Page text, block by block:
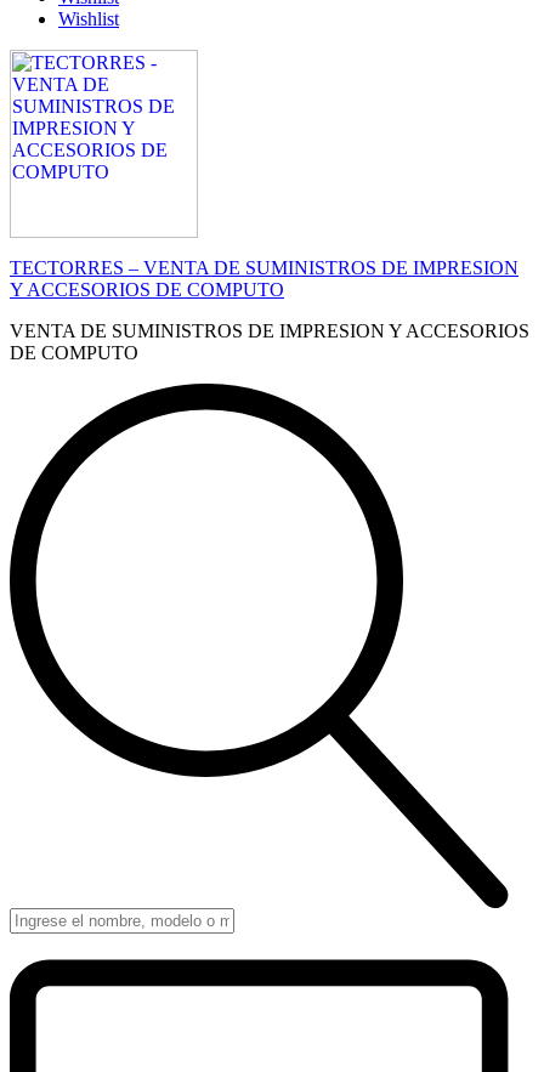
Wishlist
TECTORRES – VENTA DE SUMINISTROS DE IMPRESION
Y ACCESORIOS DE COMPUTO
VENTA DE SUMINISTROS DE IMPRESION Y ACCESORIOS
DE COMPUTO